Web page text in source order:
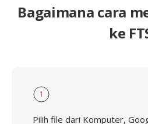
Bagaimana cara
ke
1
Pilih file dari Komputer,